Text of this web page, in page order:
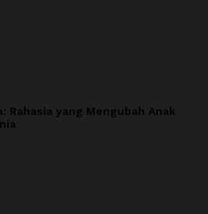
Rahasia yang Mengubah Anak